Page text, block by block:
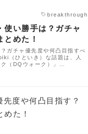
breakthrough
使い勝手は？ガチャ
めた！
ガチャ優先度や何凸目指すべ
（ひといき）な話題は、人
（DQウォーク）」…